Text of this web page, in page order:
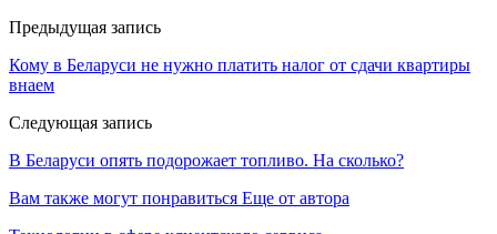
Предыдущая запись
Кому в Беларуси не нужно платить налог от сдачи квартиры
внаем
Следующая запись
В Беларуси опять подорожает топливо. На сколько?
Вам также могут понравиться Еще от автора